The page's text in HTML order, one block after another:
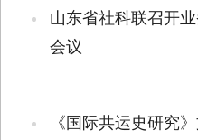
山东省社科联召开
会议
《国际共运史研究